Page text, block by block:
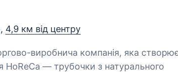
4,9 км від центру
HoReCa — трубочки з натурального